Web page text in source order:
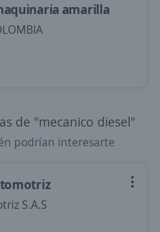
amarilla
de "mecanico diesel"
podrían interesarte
S.A.S